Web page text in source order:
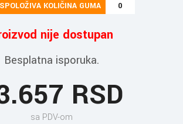
KOLIČINA GUMA 0
nije dostupan
Besplatna isporuka.
RSD
sa PDV-om